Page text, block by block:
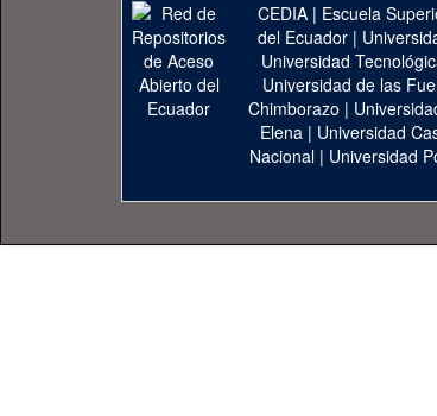
CEDIA | Escuela
del Ecuador|
Universidad
Universidad de las
Chimborazo |
Elena | Universidad
Nacional | Universidad